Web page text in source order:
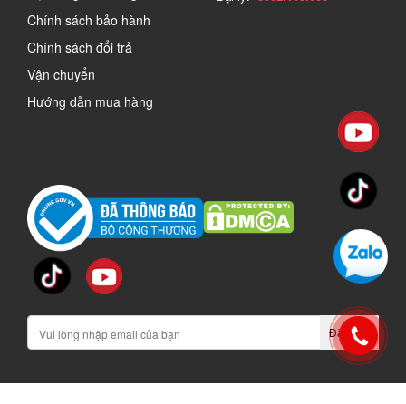
Chính sách bảo hành
Chính sách đổi trả
Vận chuyển
Hướng dẫn mua hàng
Đăng ký